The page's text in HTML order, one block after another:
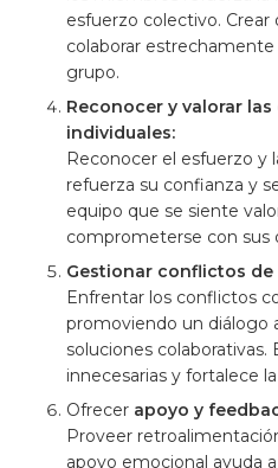
esfuerzo colectivo. Crear
colaborar
grupo.
Reconocer y valorar
individuales:
Reconocer el esfuerzo y
refuerza su confianza y
equipo que se siente
comprometerse con sus
Gestionar conflictos
Enfrentar los conflictos
promoviendo un diálogo
soluciones
innecesarias y fortalece
Ofrecer apoyo y
Proveer
apoyo emocional ayuda